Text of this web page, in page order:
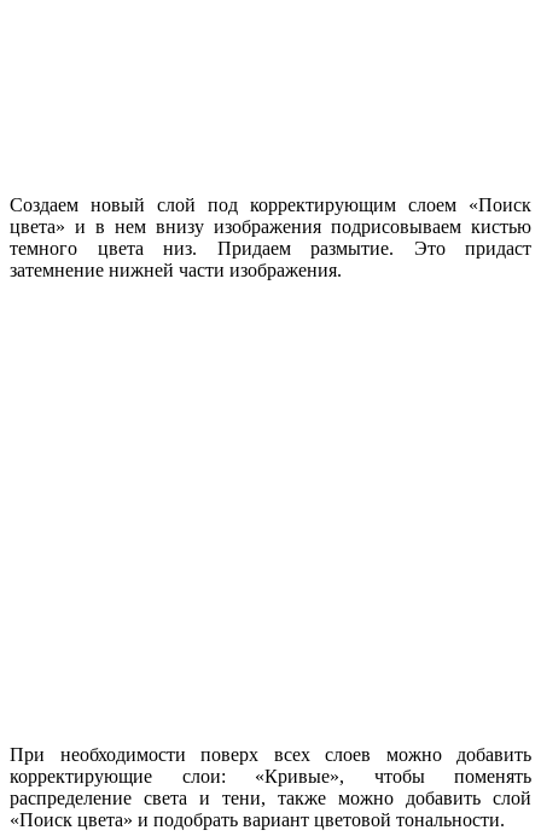
Создаем новый слой под корректирующим слоем «Поиск
цвета» и в нем внизу изображения подрисовываем кистью
темного цвета низ. Придаем размытие. Это придаст
затемнение нижней части изображения.
При необходимости поверх всех слоев можно добавить
корректирующие слои: «Кривые», чтобы поменять
распределение света и тени, также можно добавить слой
«Поиск цвета» и подобрать вариант цветовой тональности.